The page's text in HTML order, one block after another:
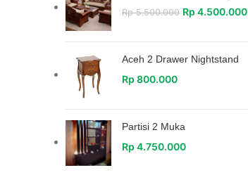
Rp5.500.000 Rp 4.500.000
Aceh 2 Drawer Nightstand
Rp 800.000
Partisi 2 Muka
Rp 4.750.000